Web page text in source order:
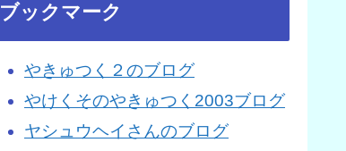
ブックマーク
やきゅつく２のブログ
やけくそのやきゅつく2003ブログ
ヤシュウヘイさんのブログ